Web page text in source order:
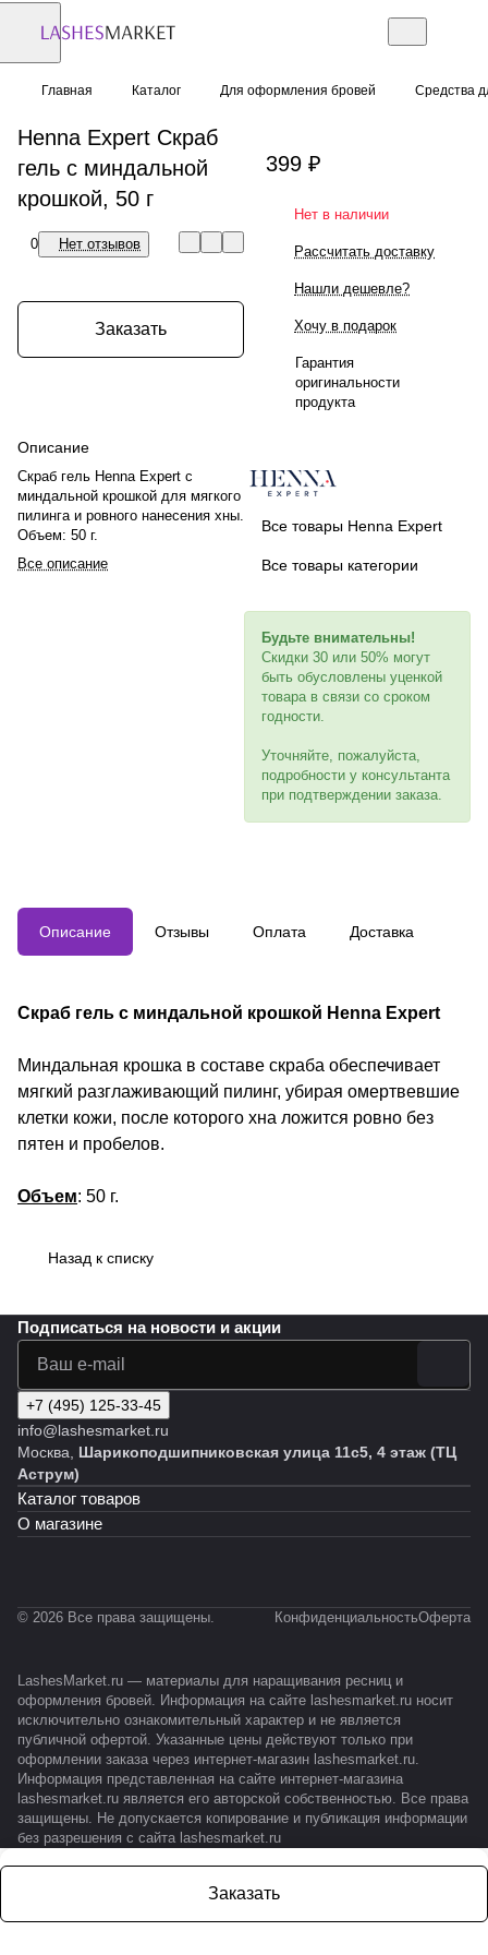
Главная Каталог Для оформления бровей Средства
Henna Expert Скраб
гель с миндальной
крошкой, 50 г
0 Нет отзывов
Заказать
Описание
Скраб гель Henna Expert с
миндальной крошкой для мягкого
пилинга и ровного нанесения хны.
Объем: 50 г.
Все описание
399 ₽
Нет в наличии
Рассчитать доставку
Нашли дешевле?
Хочу в подарок
Гарантия
оригинальности
продукта
Все товары Henna Expert
Все товары категории
Будьте внимательны!
Скидки 30 или 50% могут
быть обусловлены уценкой
товара в связи со сроком
годности.
Уточняйте, пожалуйста,
подробности у консультанта
при подтверждении заказа.
Описание Отзывы Оплата Доставка
Скраб гель с миндальной крошкой Henna Expert
Миндальная крошка в составе скраба обеспечивает
мягкий разглаживающий пилинг, убирая омертвевшие
клетки кожи, после которого хна ложится ровно без
пятен и пробелов.
Объем: 50 г.
Назад к списку
Заказать
Подписаться на новости и акции
+7 (495) 125-33-45
info@lashesmarket.ru
Москва, Шарикоподшипниковская улица 11с5, 4 этаж (ТЦ
Аструм)
Каталог товаров
О магазине
© 2026 Все права защищены. КонфиденциальностьОферта
LashesMarket.ru — материалы для наращивания ресниц и
оформления бровей. Информация на сайте lashesmarket.ru носит
исключительно ознакомительный характер и не является
публичной офертой. Указанные цены действуют только при
оформлении заказа через интернет-магазин lashesmarket.ru.
Информация представленная на сайте интернет-магазина
lashesmarket.ru является его авторской собственностью. Все права
защищены. Не допускается копирование и публикация информации
без разрешения с сайта lashesmarket.ru